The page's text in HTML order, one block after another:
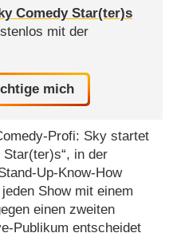
Comedy Star(ter)s
mit der
mich
Profi: Sky startet
Star(ter)s“, in der
Up-Know-How
Show mit einem
einen zweiten
Publikum entscheidet